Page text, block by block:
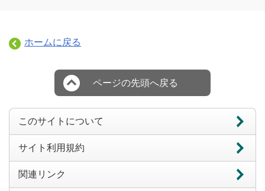
ホームに戻る
ページの先頭へ戻る
このサイトについて
サイト利用規約
関連リンク